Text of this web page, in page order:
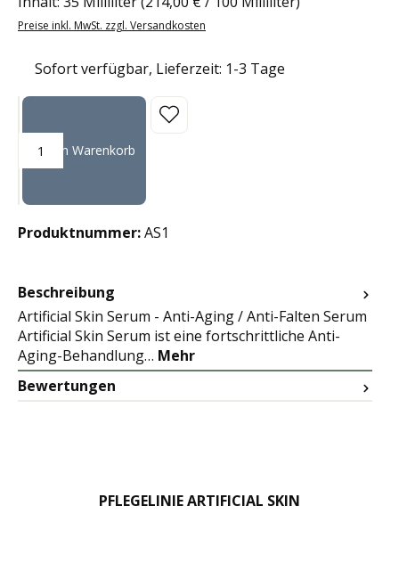
Preise inkl. MwSt. zzgl. Versandkosten
Sofort verfügbar, Lieferzeit: 1-3 Tage
Produkt Anzahl: Gib den gewünschten Wert ein oder benutze die
In den Warenkorb
Produktnummer:AS1
Beschreibung
Artificial Skin Serum - Anti-Aging / Anti-Falten Serum
Artificial Skin Serum ist eine fortschrittliche Anti-
Aging-Behandlung… Mehr
Bewertungen
PFLEGELINIE ARTIFICIAL SKIN